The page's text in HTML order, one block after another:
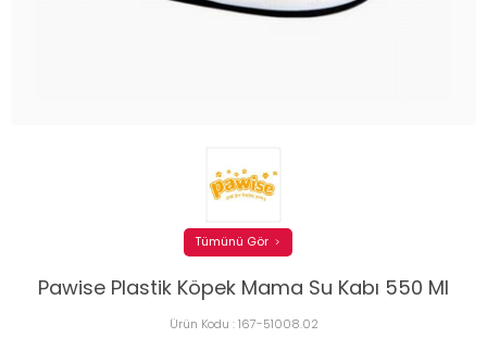
Pawise Plastik Köpek Mama Su Kabı 550 Ml
Ürün Kodu :167-51008.02
Tümünü Gör